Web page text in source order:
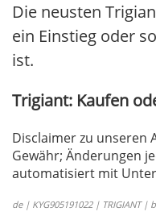
Die neusten
ein Einstieg oder
ist.
Trigiant: Kaufen
Disclaimer zu unseren
Gewähr; Änderungen
automatisiert mit
de | KYG905191022 | TRIGIANT |